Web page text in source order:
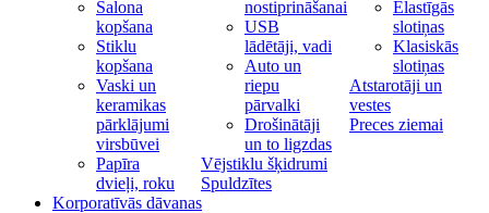
Salona
kopšana
Stiklu
kopšana
Vaski un
keramikas
pārklājumi
virsbūvei
Papīra
dvieļi, roku
nostiprināšanai
USB
lādētāji, vadi
Auto un
riepu
pārvalki
Drošinātāji
un to ligzdas
Vējstiklu šķidrumi
Spuldzītes
Elastīgās
slotiņas
Klasiskās
slotiņas
Atstarotāji un
vestes
Preces ziemai
Korporatīvās dāvanas